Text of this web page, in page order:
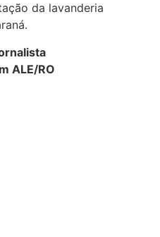
da lavanderia
ALE/RO